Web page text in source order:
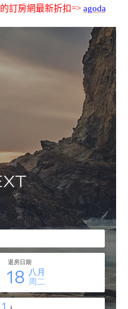
訂房網最新折扣=> agoda